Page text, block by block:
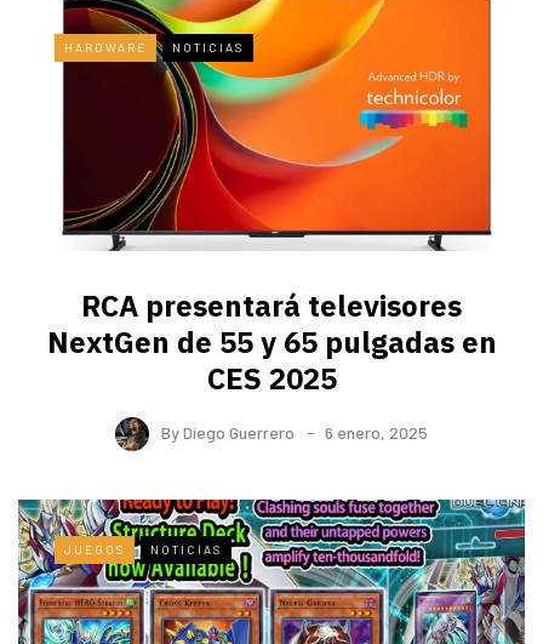
HARDWARE NOTICIAS
RCA presentará televisores
NextGen de 55 y 65 pulgadas en
CES 2025
ByDiego Guerrero 6 enero, 2025
JUEGOS NOTICIAS